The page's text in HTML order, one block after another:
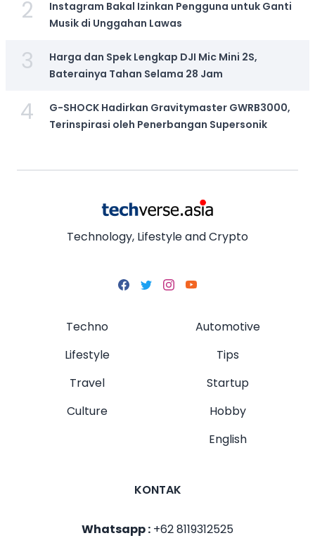
2
Instagram Bakal Izinkan Pengguna untuk Ganti
Musik di Unggahan Lawas
3
Harga dan Spek Lengkap DJI Mic Mini 2S,
Baterainya Tahan Selama 28 Jam
4
G-SHOCK Hadirkan Gravitymaster GWRB3000,
Terinspirasi oleh Penerbangan Supersonik
Technology, Lifestyle and Crypto
Techno
Lifestyle
Travel
Culture
Automotive
Tips
Startup
Hobby
English
KONTAK
Whatsapp : +62 8119312525